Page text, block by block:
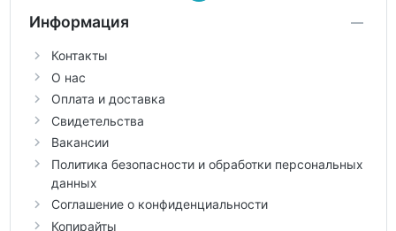
Информация
Контакты
О нас
Оплата и доставка
Свидетельства
Вакансии
Политика безопасности и обработки персональных
данных
Соглашение о конфиденциальности
Копирайты